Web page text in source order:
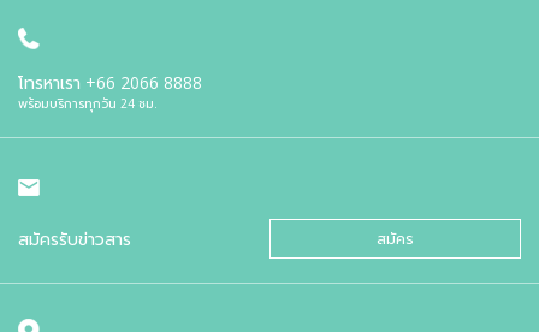
โทรหาเรา +66 2066 8888
พร้อมบริการทุกวัน 24 ชม.
สมัครรับข่าวสาร สมัคร